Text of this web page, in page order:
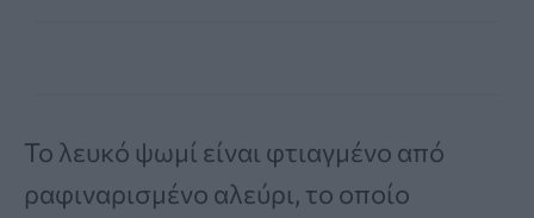
Το λευκό ψωμί είναι φτιαγμένο από
ραφιναρισμένο αλεύρι, το οποίο